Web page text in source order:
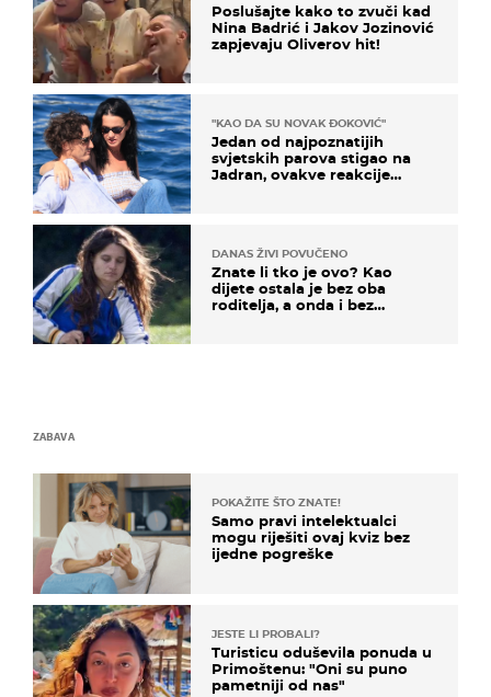
Poslušajte kako to zvuči kad
Nina Badrić i Jakov Jozinović
zapjevaju Oliverov hit!
"KAO DA SU NOVAK ĐOKOVIĆ"
Jedan od najpoznatijih
svjetskih parova stigao na
Jadran, ovakve reakcije
DANAS ŽIVI POVUČENO
Znate li tko je ovo? Kao
dijete ostala je bez oba
roditelja, a onda i bez
ZABAVA
POKAŽITE ŠTO ZNATE!
Samo pravi intelektualci
mogu riješiti ovaj kviz bez
ijedne pogreške
JESTE LI PROBALI?
Turisticu oduševila ponuda u
Primoštenu: "Oni su puno
pametniji od nas"